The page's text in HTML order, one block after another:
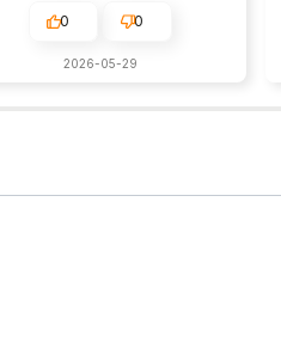
0 0
2026-05-29